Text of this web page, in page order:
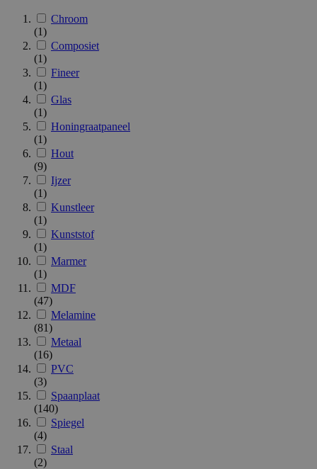
Chroom
(1)
Composiet
(1)
Fineer
(1)
Glas
(1)
Honingraatpaneel
(1)
Hout
(9)
Ijzer
(1)
Kunstleer
(1)
Kunststof
(1)
Marmer
(1)
MDF
(47)
Melamine
(81)
Metaal
(16)
PVC
(3)
Spaanplaat
(140)
Spiegel
(4)
Staal
(2)